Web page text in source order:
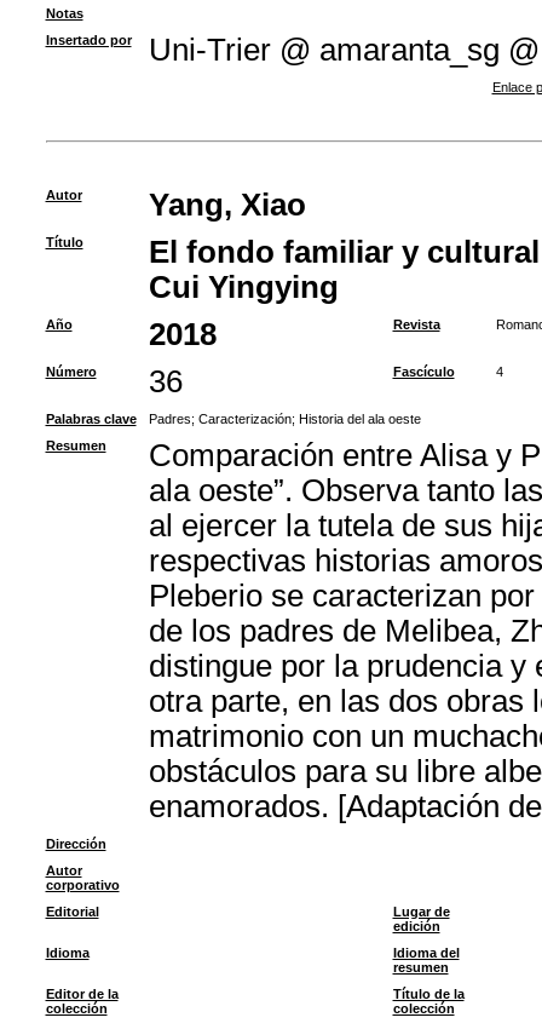
Notas
Insertado por
Uni-Trier @ amaranta_sg @
Enlace
Autor Yang, Xiao
Título
El fondo familiar y
Cui Yingying
Año 2018 Revista
Número 36 Fascículo 4
Palabras clave Padres; Caracterización; Historia del ala oeste
Resumen
Comparación entre Alisa y
ala oeste”. Observa tanto
al ejercer la tutela de sus
respectivas historias
Pleberio se caracterizan
de los padres de Melibea,
distingue por la prudencia y
otra parte, en las dos obras
matrimonio con un
obstáculos para su libre
enamorados. [Adaptación
Dirección
Autor
corporativo
Editorial
Lugar de
edición
Idioma
Idioma del
resumen
Editor de la
colección
Título de la
colección